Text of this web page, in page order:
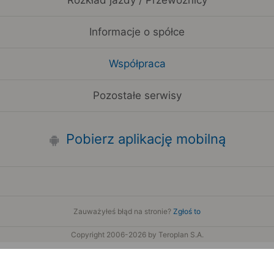
Informacje o spółce
Współpraca
Pozostałe serwisy
Pobierz aplikację mobilną
Zauważyłeś błąd na stronie? Zgłoś to
Copyright 2006-2026 by Teroplan S.A.